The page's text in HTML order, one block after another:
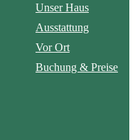
Unser Haus
Ausstattung
Vor Ort
Buchung & Preise